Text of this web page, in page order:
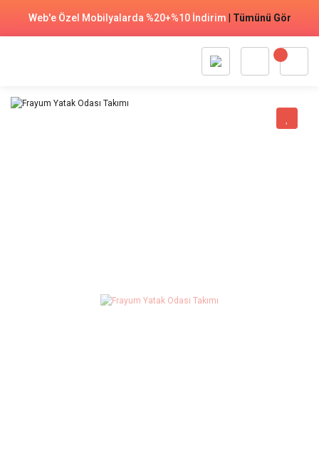
Web'e Özel Mobilyalarda %20+%10 İndirim Tümünü Gör